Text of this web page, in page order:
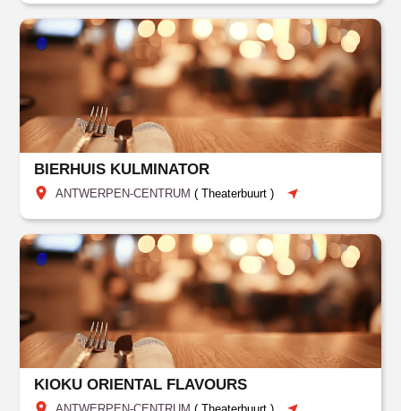
BIERHUIS KULMINATOR
ANTWERPEN-CENTRUM (Theaterbuurt )
KIOKU ORIENTAL FLAVOURS